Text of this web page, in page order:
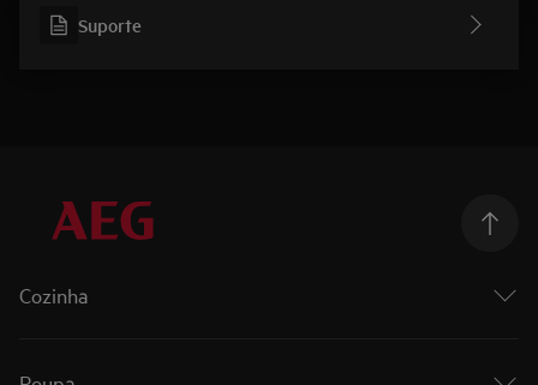
Suporte
Cozinha
Fornos